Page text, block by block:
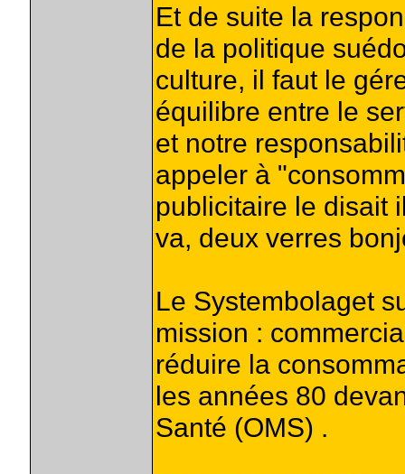
Et de suite la
de la politique
culture, il faut le
équilibre entre le
et notre
appeler à
publicitaire le disait
va, deux verres
Le Systembolaget
mission :
réduire la
les années 80
Santé (OMS) .